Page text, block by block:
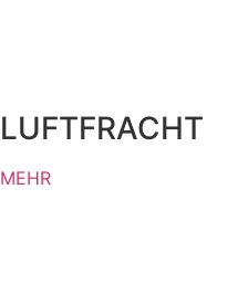
LUFTFRACHT
MEHR